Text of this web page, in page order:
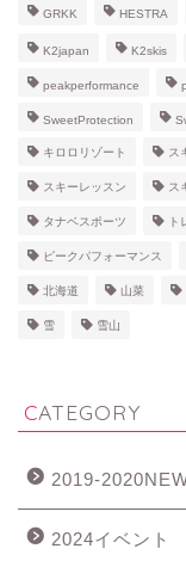
GRKK HESTRA
K2japan K2skis
peakperformance
SweetProtection
キロロリゾート ス
スキーレッスン ス
タナベスポーツ ト
ピークパフォーマンス
北海道 山菜
雪 雪山
CATEGORY
2019-
2024イベント